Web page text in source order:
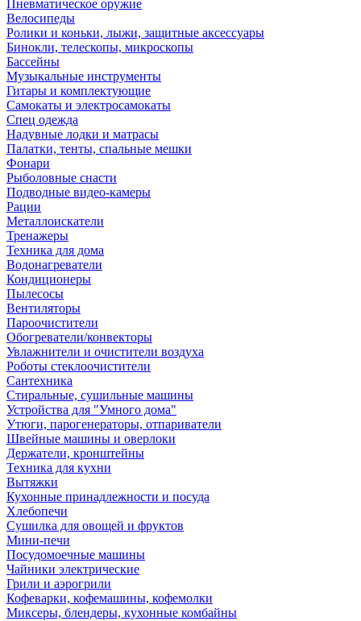
Пневматическое оружие
Велосипеды
Ролики и коньки, лыжи, защитные аксессуары
Бинокли, телескопы, микроскопы
Бассейны
Музыкальные инструменты
Гитары и комплектующие
Самокаты и электросамокаты
Спец одежда
Надувные лодки и матрасы
Палатки, тенты, спальные мешки
Фонари
Рыболовные снасти
Подводные видео-камеры
Рации
Металлоискатели
Тренажеры
Техника для дома
Водонагреватели
Кондиционеры
Пылесосы
Вентиляторы
Пароочистители
Обогреватели/конвекторы
Увлажнители и очистители воздуха
Роботы стеклоочистители
Сантехника
Стиральные, сушильные машины
Устройства для "Умного дома"
Утюги, парогенераторы, отпариватели
Швейные машины и оверлоки
Держатели, кронштейны
Техника для кухни
Вытяжки
Кухонные принадлежности и посуда
Хлебопечи
Сушилка для овощей и фруктов
Мини-печи
Посудомоечные машины
Чайники электрические
Грили и аэрогрили
Кофеварки, кофемашины, кофемолки
Миксеры, блендеры, кухонные комбайны